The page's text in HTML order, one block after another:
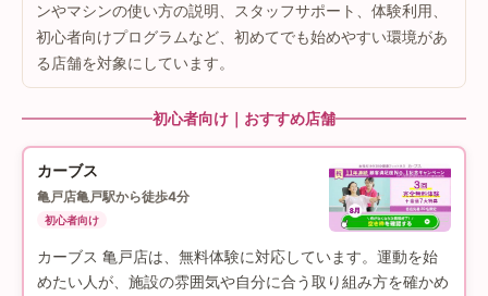
ンやマシンの使い方の説明、スタッフサポート、体験利用、
初心者向けプログラムなど、初めてでも始めやすい環境があ
る店舗を対象にしています。
初心者向け｜おすすめ店舗
カーブス
亀戸店亀戸駅から徒歩4分
初心者向け
カーブス 亀戸店は、無料体験に対応しています。運動を始
めたい人が、施設の雰囲気や自分に合う取り組み方を確かめ